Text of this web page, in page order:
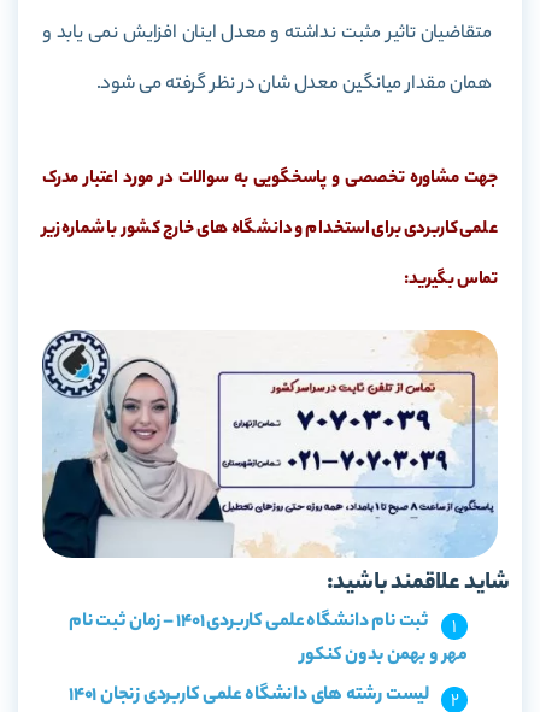
متقاضیان تاثیر مثبت نداشته و معدل اینان افزایش نمی یابد و
همان مقدار میانگین معدل شان در نظر گرفته می شود.
جهت مشاوره تخصصی و پاسخگویی به سوالات در مورد اعتبار مدرک
علمی کاربردی برای استخدام و دانشگاه های خارج کشور با شماره زیر
تماس بگیرید:
شاید علاقمند باشید:
ثبت نام دانشگاه علمی کاربردی 1401 – زمان ثبت نام
مهر و بهمن بدون کنکور
لیست رشته های دانشگاه علمی کاربردی زنجان 1401